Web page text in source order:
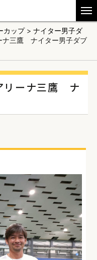
カップ> ナイター男子ダ
三鷹 ナイター男子ダブ
リーナ三鷹 ナ